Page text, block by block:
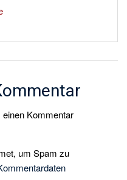
Kommentar
um Spam zu